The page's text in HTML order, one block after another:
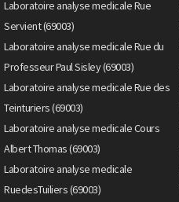
Laboratoire analyse medicale Rue
Servient (69003)
Laboratoire analyse medicale Rue du
Professeur Paul Sisley (69003)
Laboratoire analyse medicale Rue des
Teinturiers (69003)
Laboratoire analyse medicale Cours
Albert Thomas (69003)
Laboratoire analyse medicale
RuedesTuiliers (69003)